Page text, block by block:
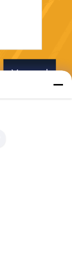
Verzend